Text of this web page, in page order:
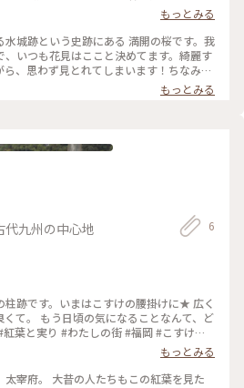
もっとみる
水城跡という史跡にある 満開の桜です。我
、いつも花見はここと決めてます。綺麗す
ら、思わず見とれてしまいます！ちなみに
す。今年は寒いので、まだ咲いていませ
わたしの街 #いつ
もっとみる
九州の中心地 6
柱跡です。いまはこすけの腰掛けに★ 広く
くて。 もう日頃の気になることなんて、ど
葉と実り #わたしの街 #福岡 #こすけと
もっとみる
太宰府。 大昔の人たちもこの紅葉を見た